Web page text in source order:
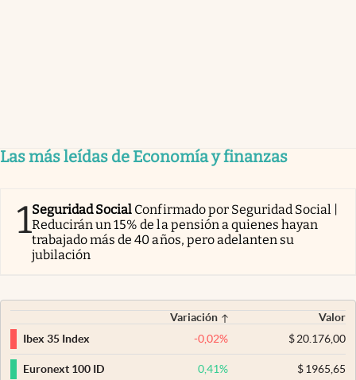
Las más leídas de Economía y finanzas
1Seguridad Social Confirmado por Seguridad Social |
Reducirán un 15% de la pensión a quienes hayan
trabajado más de 40 años, pero adelanten su
jubilación
Variación
Valor
Ibex 35 Index
-0,02% $20.176,00
Euronext 100 ID 0,41% $1965,65